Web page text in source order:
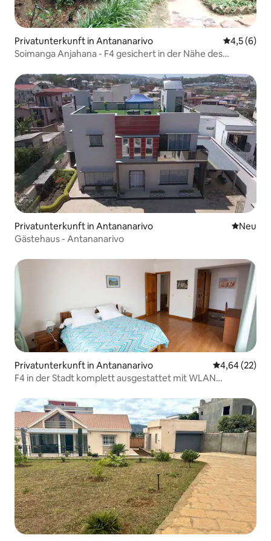
Privatunterkunft in Antananarivo
4,5 (6)
Soimanga Anjahana - F4 gesichert in der Nähe des
Privatunterkunft in Antananarivo Neue
Neu
Gästehaus - Antananarivo
Privatunterkunft in Antananarivo
4,64 (22)
F4 in der Stadt komplett ausgestattet mit WLAN